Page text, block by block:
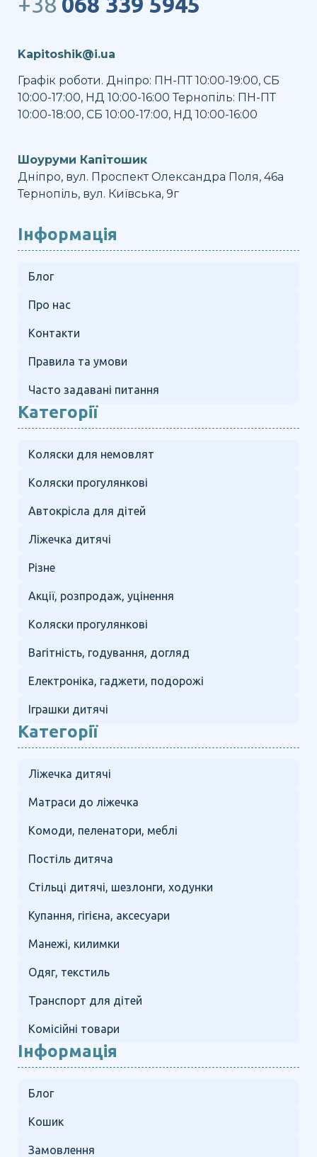
Kapitoshik@i.ua
Графік роботи. Дніпро: ПН-ПТ 10:00-19:00, СБ
10:00-17:00, НД 10:00-16:00 Тернопіль: ПН-ПТ
10:00-18:00, СБ 10:00-17:00, НД 10:00-16:00
Шоуруми Капітошик
Дніпро, вул. Проспект Олександра Поля, 46а
Тернопіль, вул. Київська, 9г
Інформація
Блог
Про нас
Контакти
Правила та умови
Часто задавані питання
Категорії
Коляски для немовлят
Коляски прогулянкові
Автокрісла для дітей
Ліжечка дитячі
Різне
Акції, розпродаж, уцінення
Коляски прогулянкові
Вагітність, годування, догляд
Електроніка, гаджети, подорожі
Іграшки дитячі
Категорії
Ліжечка дитячі
Матраси до ліжечка
Комоди, пеленатори, меблі
Постіль дитяча
Стільці дитячі, шезлонги, ходунки
Купання, гігієна, аксесуари
Манежі, килимки
Одяг, текстиль
Транспорт для дітей
Комісійні товари
Інформація
Блог
Кошик
Замовлення